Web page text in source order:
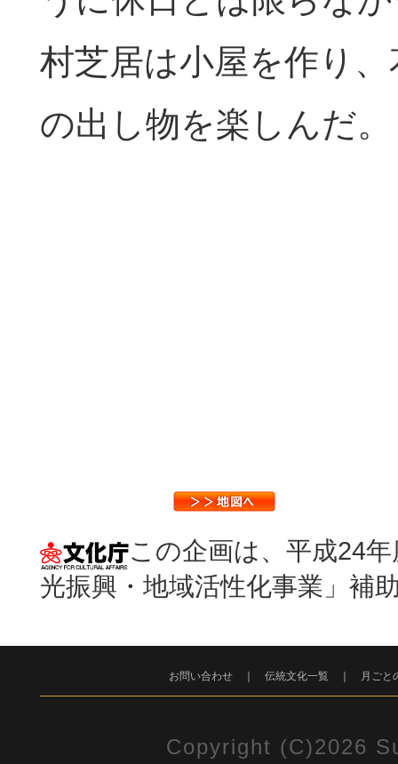
村芝居は小屋を作り
の出し物を楽しんだ。
この企画は、平成24
光振興・地域活性化事業」補
お問い合わせ 伝統文化一覧 月ごと
Copyright (C)2026